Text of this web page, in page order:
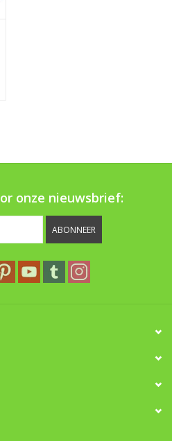
onze nieuwsbrief:
ABONNEER